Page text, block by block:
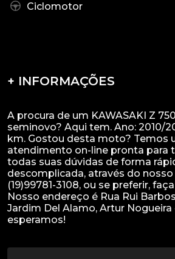
Ciclomotor
+ INFORMAÇÕES
A procura de um KAWASAKI Z
seminovo? Aqui tem. Ano: 2010/
km. Gostou desta moto? Temos
atendimento on-line pronta para
todas suas dúvidas de forma
descomplicada, através do
(19)99781-3108, ou se preferir,
Nosso endereço é Rua Rui
Jardim Del Alamo, Artur Nogueira